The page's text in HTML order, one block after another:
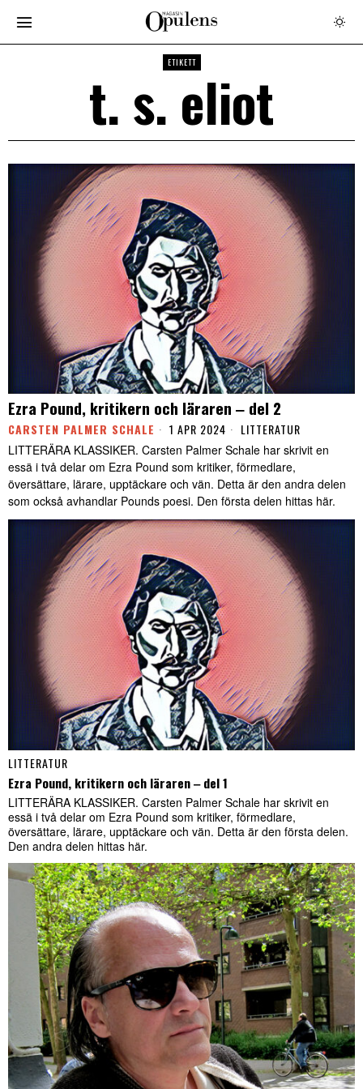
ETIKETT
t. s. eliot
Ezra Pound, kritikern och läraren ‒ del 2
CARSTEN PALMER SCHALE 1 APR 2024 LITTERATUR
LITTERÄRA KLASSIKER. Carsten Palmer Schale har skrivit en
essä i två delar om Ezra Pound som kritiker, förmedlare,
översättare, lärare, upptäckare och vän. Detta är den andra delen
som också avhandlar Pounds poesi. Den första delen hittas här.
LITTERATUR
Ezra Pound, kritikern och läraren ‒ del 1
LITTERÄRA KLASSIKER. Carsten Palmer Schale har skrivit en
essä i två delar om Ezra Pound som kritiker, förmedlare,
översättare, lärare, upptäckare och vän. Detta är den första delen.
Den andra delen hittas här.